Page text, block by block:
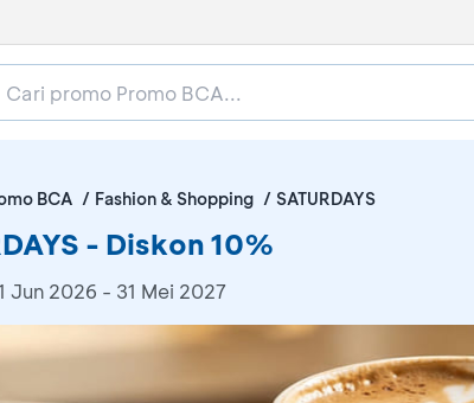
BCA Fashion & Shopping SATURDAYS
- Diskon 10%
Jun 2026 - 31 Mei 2027